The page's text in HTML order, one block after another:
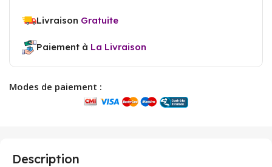
Livraison Gratuite
Paiement à La Livraison
Modes de paiement :
Description